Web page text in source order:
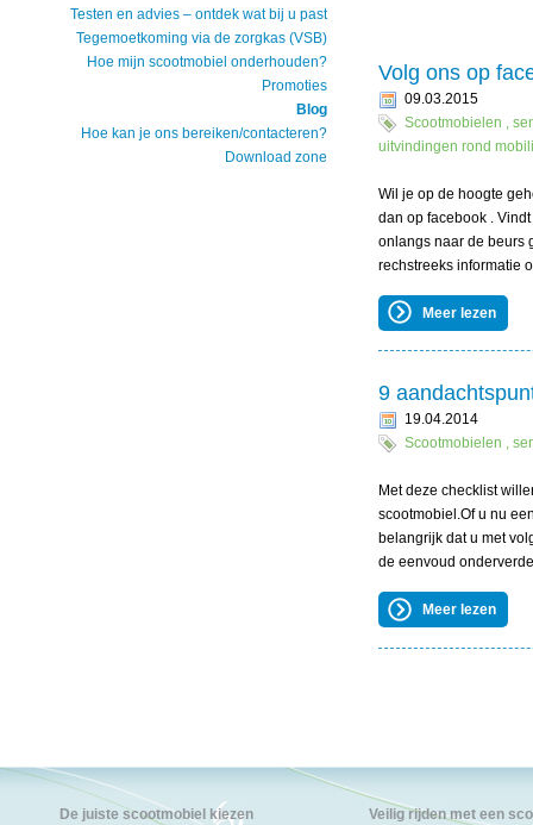
Testen en advies – ontdek wat bij u past
Tegemoetkoming via de zorgkas (VSB)
Hoe mijn scootmobiel onderhouden?
Promoties
Blog
Hoe kan je ons bereiken/contacteren?
Download zone
Volg ons op
09.03.2015
Scootmobielen ,
uitvindingen rond
Wil je op de hoogte
dan op facebook .
onlangs naar de beurs
rechstreeks informatie
Meer lezen
9
19.04.2014
Scootmobielen ,
Met deze checklist
scootmobiel.Of u nu
belangrijk dat u met
de eenvoud
Meer lezen
De juiste scootmobiel kiezen
Veilig rijden met een